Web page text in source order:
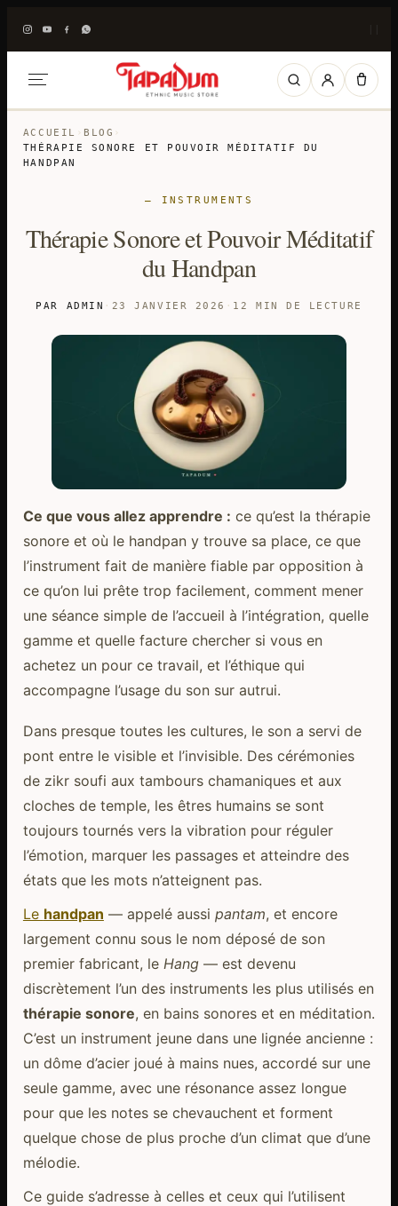
ACCUEIL › BLOG ›
THÉRAPIE SONORE ET POUVOIR MÉDITATIF DU
HANDPAN
— INSTRUMENTS
Thérapie Sonore et Pouvoir Méditatif
du Handpan
PAR ADMIN · 23 JANVIER 2026 · 12 MIN DE LECTURE
Ce que vous allez apprendre : ce qu’est la thérapie
sonore et où le handpan y trouve sa place, ce que
l’instrument fait de manière fiable par opposition à
ce qu’on lui prête trop facilement, comment mener
une séance simple de l’accueil à l’intégration, quelle
gamme et quelle facture chercher si vous en
achetez un pour ce travail, et l’éthique qui
accompagne l’usage du son sur autrui.
Dans presque toutes les cultures, le son a servi de
pont entre le visible et l’invisible. Des cérémonies
de zikr soufi aux tambours chamaniques et aux
cloches de temple, les êtres humains se sont
toujours tournés vers la vibration pour réguler
l’émotion, marquer les passages et atteindre des
états que les mots n’atteignent pas.
Le handpan — appelé aussi pantam, et encore
largement connu sous le nom déposé de son
premier fabricant, le Hang— est devenu
discrètement l’un des instruments les plus utilisés en
thérapie sonore, en bains sonores et en méditation.
C’est un instrument jeune dans une lignée ancienne :
un dôme d’acier joué à mains nues, accordé sur une
seule gamme, avec une résonance assez longue
pour que les notes se chevauchent et forment
quelque chose de plus proche d’un climat que d’une
mélodie.
Ce guide s’adresse à celles et ceux qui l’utilisent